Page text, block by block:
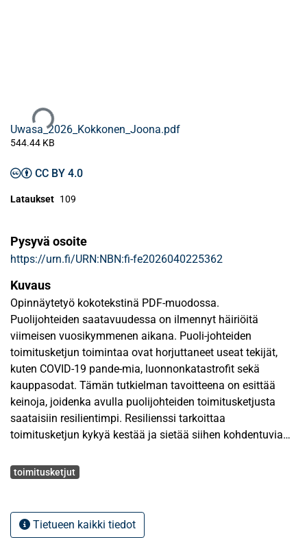
Uwasa_2026_Kokkonen_Joona.pdf
544.44 KB
CC BY 4.0
Lataukset 109
Pysyvä osoite
https://urn.fi/URN:NBN:fi-fe2026040225362
Kuvaus
Opinnäytetyö kokotekstinä PDF-muodossa.
Puolijohteiden saatavuudessa on ilmennyt häiriöitä
viimeisen vuosikymmenen aikana. Puoli-johteiden
toimitusketjun toimintaa ovat horjuttaneet useat tekijät,
kuten COVID-19 pande-mia, luonnonkatastrofit sekä
kauppasodat. Tämän tutkielman tavoitteena on esittää
keinoja, joidenka avulla puolijohteiden toimitusketjusta
saataisiin resilientimpi. Resilienssi tarkoittaa
toimitusketjun kykyä kestää ja sietää siihen kohdentuvia
tulevaisuuden häiriöiden vaikutusta voitaisiin pienentää ja
Just-in-time-ajattelun (JIT) mukaista tehokkuutta.
Toimitusketjun on oltava myös ketterä ja kestävä, jotta se
Avainsanat
toimitusketjut
Tietueen kaikki tiedot